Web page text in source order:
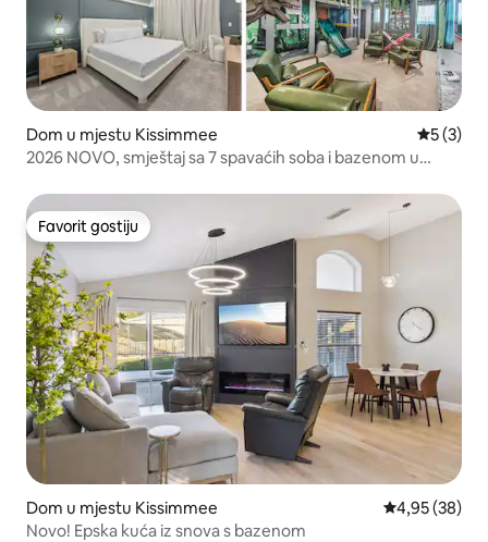
Dom u mjestu Kissimmee
5 (3)
2026 NOVO, smještaj sa 7 spavaćih soba i bazenom u
Favorit gostiju
Favorit gostiju
Dom u mjestu Kissimmee Prosječna
4,95 (38)
Novo! Epska kuća iz snova s bazenom